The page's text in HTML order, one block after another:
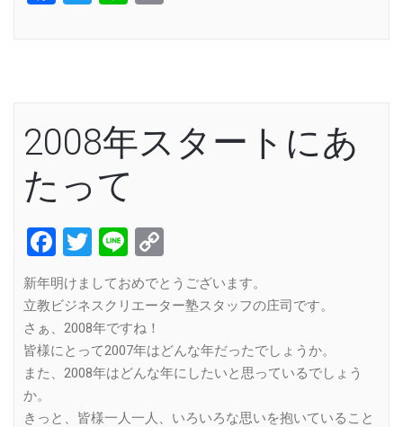
2008年スタートにあ
たって
Facebook
Twitter
Line
Link
新年明けましておめでとうございます。
立教ビジネスクリエーター塾スタッフの庄司です。
さぁ、2008年ですね！
皆様にとって2007年はどんな年だったでしょうか。
また、2008年はどんな年にしたいと思っているでしょう
か。
きっと、皆様一人一人、いろいろな思いを抱いていること